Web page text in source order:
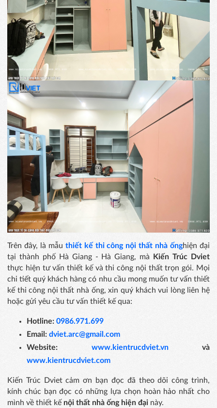
Trên đây, là mẫu thiết kế thi công nội thất nhà ốnghiện đại
tại thành phố Hà Giang - Hà Giang, mà
Kiến Trúc Dviet
thực hiện tư vấn thiết kế và thi công nội thất trọn gói. Mọi
chi tiết quý khách hàng có nhu cầu mong muốn tư vấn thiết
kế thi công nội thất nhà ống, xin quý khách vui lòng liên hệ
hoặc gửi yêu cầu tư vấn thiết kế qua:
Hotline: 0986.971.699
Email: dviet.arc@gmail.com
Website: www.kientrucdviet.vnvà
www.kientrucdviet.com
Kiến Trúc Dviet cảm ơn bạn đọc đã theo dõi công trình,
kính chúc bạn đọc có những lựa chọn hoàn hảo nhất cho
mình về thiết kế nội thất nhà ống hiện đại này.